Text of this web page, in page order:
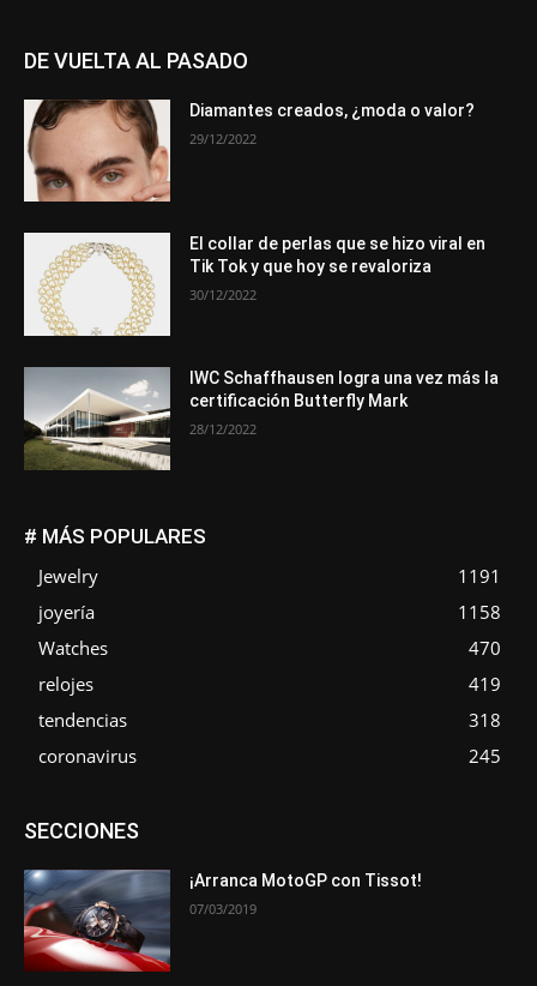
DE VUELTA AL PASADO
Diamantes creados, ¿moda o valor?
29/12/2022
El collar de perlas que se hizo viral en
Tik Tok y que hoy se revaloriza
30/12/2022
IWC Schaffhausen logra una vez más la
certificación Butterfly Mark
28/12/2022
# MÁS POPULARES
Jewelry
1191
joyería
1158
Watches
470
relojes
419
tendencias
318
coronavirus
245
SECCIONESAsociaciones
Novedades
Opiniones Premios Secciones
¡Arranca MotoGP con Tissot!
07/03/2019